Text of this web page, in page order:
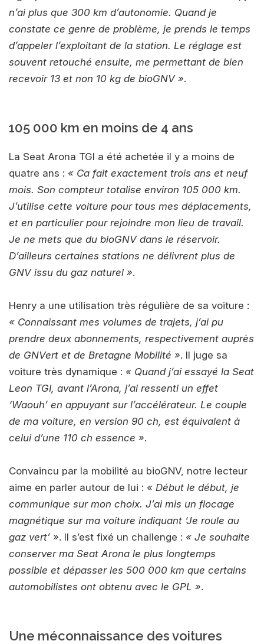
n’ai plus que 300 km d’autonomie. Quand je
constate ce genre de problème, je prends le temps
d’appeler l’exploitant de la station. Le réglage est
souvent retouché ensuite, me permettant de bien
recevoir 13 et non 10 kg de bioGNV ».
105 000 km en moins de 4 ans
La Seat Arona TGI a été achetée il y a moins de
quatre ans : « Ca fait exactement trois ans et neuf
mois. Son compteur totalise environ 105 000 km.
J’utilise cette voiture pour tous mes déplacements,
et en particulier pour rejoindre mon lieu de travail.
Je ne mets que du bioGNV dans le réservoir.
D’ailleurs certaines stations ne délivrent plus de
GNV issu du gaz naturel ».
Henry a une utilisation très régulière de sa voiture :
« Connaissant mes volumes de trajets, j’ai pu
prendre deux abonnements, respectivement auprès
de GNVert et de Bretagne Mobilité ». Il juge sa
voiture très dynamique : « Quand j’ai essayé la Seat
Leon TGI, avant l’Arona, j’ai ressenti un effet
‘Waouh’ en appuyant sur l’accélérateur. Le couple
de ma voiture, en version 90 ch, est équivalent à
celui d’une 110 ch essence ».
Convaincu par la mobilité au bioGNV, notre lecteur
aime en parler autour de lui : « Début le début, je
communique sur mon choix. J’ai mis un flocage
magnétique sur ma voiture indiquant ‘Je roule au
gaz vert’ ». Il s’est fixé un challenge : « Je souhaite
conserver ma Seat Arona le plus longtemps
possible et dépasser les 500 000 km que certains
automobilistes ont obtenu avec le GPL ».
Une méconnaissance des voitures